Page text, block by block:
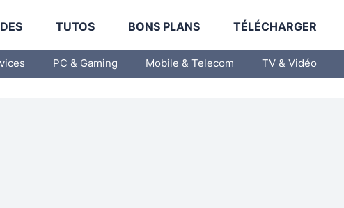
TUTOS BONS PLANS TÉLÉCHARGER
PC & Gaming Mobile & Telecom TV & Vidéo